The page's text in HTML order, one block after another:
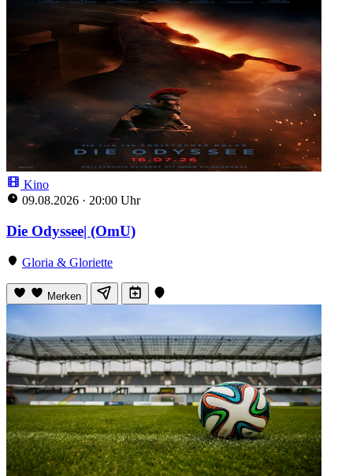
Kino
09.08.2026 · 20:00 Uhr
Die Odyssee| (OmU)
Gloria & Gloriette
Merken